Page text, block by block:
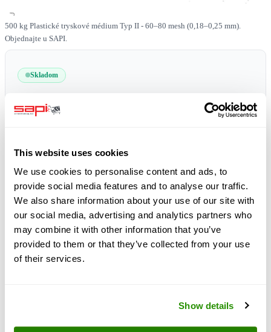
This website uses cookies
We use cookies to personalise content and ads, to
provide social media features and to analyse our traffic.
We also share information about your use of our site with
our social media, advertising and analytics partners who
may combine it with other information that you’ve
provided to them or that they’ve collected from your use
of their services.
Show details
500 kg Plastické tryskové médium Typ II - 60–80 mesh (0,18–0,25 mm).
Objednajte u SAPI.
Skladom
SKU 0519-PLAST-II-60-80-500